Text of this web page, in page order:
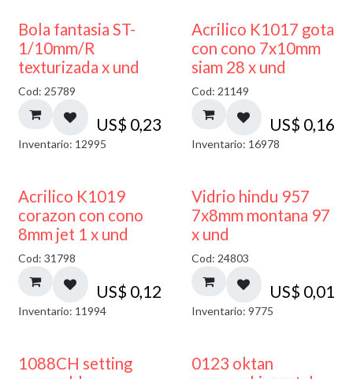
Bola fantasia ST-
1/10mm/R
texturizada x und
Cod: 25789
US$ 0,23
Inventario: 12995
Acrilico K1017 gota
con cono 7x10mm
siam 28 x und
Cod: 21149
US$ 0,16
Inventario: 16978
Acrilico K1019
corazon con cono
8mm jet 1 x und
Cod: 31798
US$ 0,12
Inventario: 11994
40% DESCUENTO
Vidrio hindu 957
7x8mm montana 97
x und
Cod: 24803
US$ 0,01
Inventario: 9775
1088CH setting
0123 oktan